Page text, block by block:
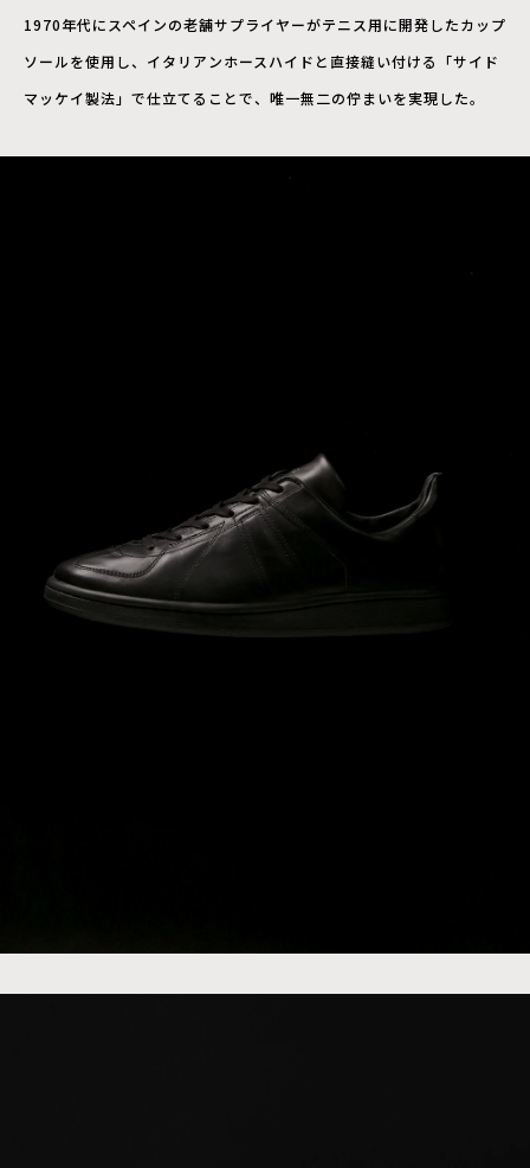
1970年代にスペインの老舗サプライヤーがテニス用に開発したカップ
ソールを使用し、イタリアンホースハイドと直接縫い付ける「サイド
マッケイ製法」で仕立てることで、唯一無二の佇まいを実現した。